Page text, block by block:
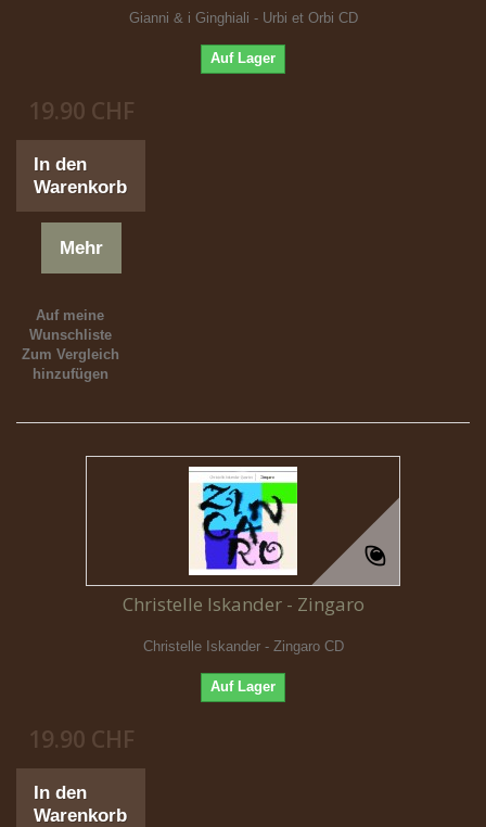
Gianni & i Ginghiali - Urbi et Orbi CD
Auf Lager
19.90 CHF
In den
Warenkorb
Mehr
Auf meine
Wunschliste
Zum Vergleich
hinzufügen
Christelle Iskander - Zingaro
Christelle Iskander - Zingaro CD
Auf Lager
19.90 CHF
In den
Warenkorb